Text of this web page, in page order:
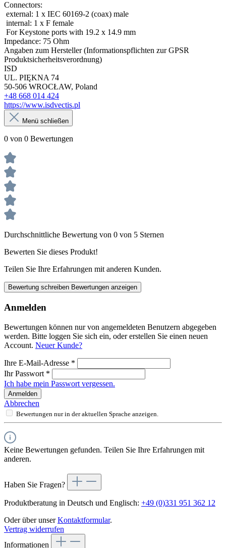
Connectors:
external: 1 x IEC 60169-2 (coax) male
internal: 1 x F female
For Keystone ports with 19.2 x 14.9 mm
Impedance: 75 Ohm
Angaben zum Hersteller (Informationspflichten zur GPSR
Produktsicherheitsverordnung)
ISD
UL. PIĘKNA 74
50-506 WROCŁAW, Poland
+48 668 014 424
https://www.isdvectis.pl
Menü schließen
0 von 0 Bewertungen
Durchschnittliche Bewertung von 0 von 5 Sternen
Bewerten Sie dieses Produkt!
Teilen Sie Ihre Erfahrungen mit anderen Kunden.
Bewertung schreiben Bewertungen anzeigen
Anmelden
Bewertungen können nur von angemeldeten Benutzern abgegeben
werden. Bitte loggen Sie sich ein, oder erstellen Sie einen neuen
Account. Neuer Kunde?
Ihre E-Mail-Adresse *
Ihr Passwort *
Ich habe mein Passwort vergessen.
Anmelden
Abbrechen
Bewertungen nur in der aktuellen Sprache anzeigen.
Keine Bewertungen gefunden. Teilen Sie Ihre Erfahrungen mit
anderen.
Haben Sie Fragen?
Produktberatung in Deutsch und Englisch: +49 (0)331 951 362 12
Oder über unserKontaktformular.
Vertrag widerrufen
Informationen